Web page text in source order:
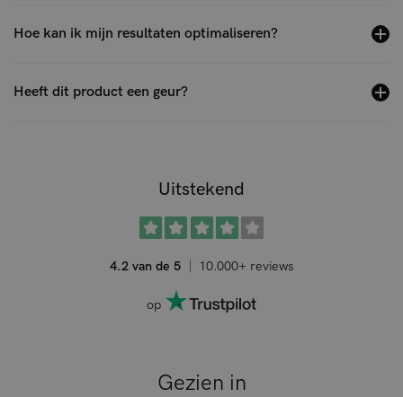
Hoe kan ik mijn resultaten optimaliseren?
Heeft dit product een geur?
Uitstekend
4.2 van de 5 10.000+ reviews
op
Gezien in